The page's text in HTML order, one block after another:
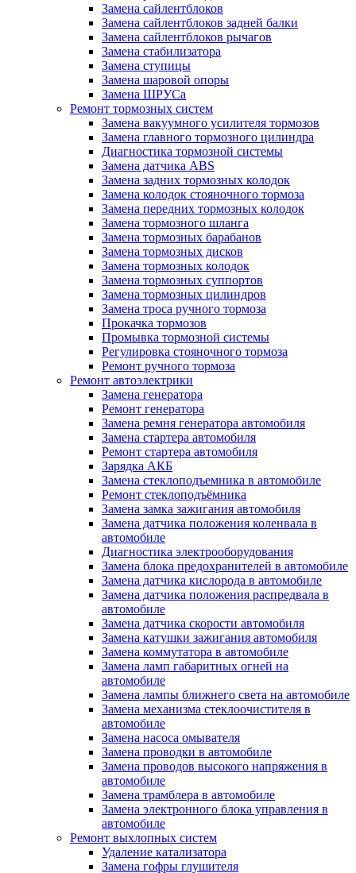
Замена сайлентблоков
Замена сайлентблоков задней балки
Замена сайлентблоков рычагов
Замена стабилизатора
Замена ступицы
Замена шаровой опоры
Замена ШРУСа
Ремонт тормозных систем
Замена вакуумного усилителя тормозов
Замена главного тормозного цилиндра
Диагностика тормозной системы
Замена датчика ABS
Замена задних тормозных колодок
Замена колодок стояночного тормоза
Замена передних тормозных колодок
Замена тормозного шланга
Замена тормозных барабанов
Замена тормозных дисков
Замена тормозных колодок
Замена тормозных суппортов
Замена тормозных цилиндров
Замена троса ручного тормоза
Прокачка тормозов
Промывка тормозной системы
Регулировка стояночного тормоза
Ремонт ручного тормоза
Ремонт автоэлектрики
Замена генератора
Ремонт генератора
Замена ремня генератора автомобиля
Замена стартера автомобиля
Ремонт стартера автомобиля
Зарядка АКБ
Замена стеклоподъемника в автомобиле
Ремонт стеклоподъёмника
Замена замка зажигания автомобиля
Замена датчика положения коленвала в
автомобиле
Диагностика электрооборудования
Замена блока предохранителей в автомобиле
Замена датчика кислорода в автомобиле
Замена датчика положения распредвала в
автомобиле
Замена датчика скорости автомобиля
Замена катушки зажигания автомобиля
Замена коммутатора в автомобиле
Замена ламп габаритных огней на
автомобиле
Замена лампы ближнего света на автомобиле
Замена механизма стеклоочистителя в
автомобиле
Замена насоса омывателя
Замена проводки в автомобиле
Замена проводов высокого напряжения в
автомобиле
Замена трамблера в автомобиле
Замена электронного блока управления в
автомобиле
Ремонт выхлопных систем
Удаление катализатора
Замена гофры глушителя